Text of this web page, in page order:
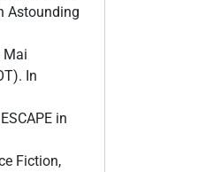
Astounding
Mai
In
in
Fiction,